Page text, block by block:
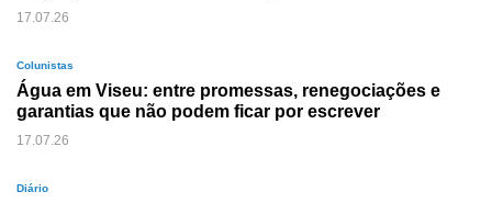
17.07.26
Colunistas
Água em Viseu: entre promessas, renegociações e
garantias que não podem ficar por escrever
17.07.26
Diário